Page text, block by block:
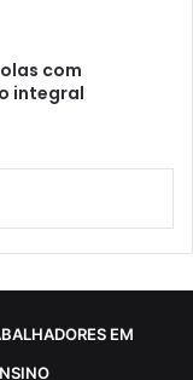
com
integral
EM